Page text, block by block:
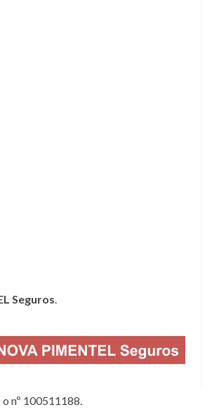
Seguros.
nº 100511188.